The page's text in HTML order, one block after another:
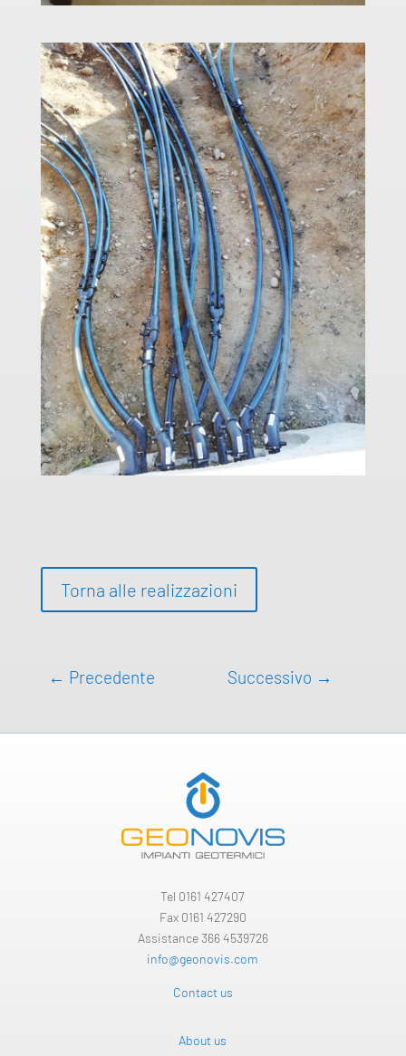
Torna alle realizzazioni
← Precedente Successivo →
Tel 0161 427407
Fax 0161 427290
Assistance 366 4539726
info@geonovis.com
Contact us
About us